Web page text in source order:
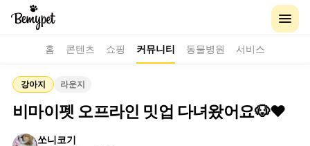
홈 콘텐츠 쇼핑 커뮤니티 동물병원 서비스
강아지 라운지
비마이펫 오프라인 밋업 다녀왔어요🐶❤️
쏘니코기